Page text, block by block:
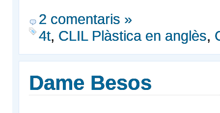
2 comentaris »
4t, CLIL Plàstica en anglès,
Dame Besos